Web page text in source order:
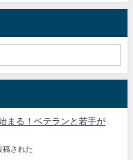
まる！ベテランと若手が
稿された